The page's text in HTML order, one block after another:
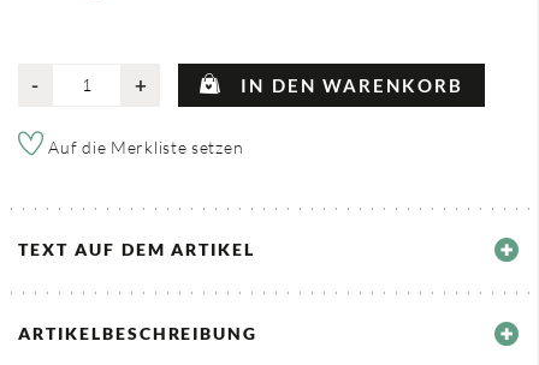
- + IN DEN WARENKORB
Auf die Merkliste setzen
TEXT AUF DEM ARTIKEL
ARTIKELBESCHREIBUNG